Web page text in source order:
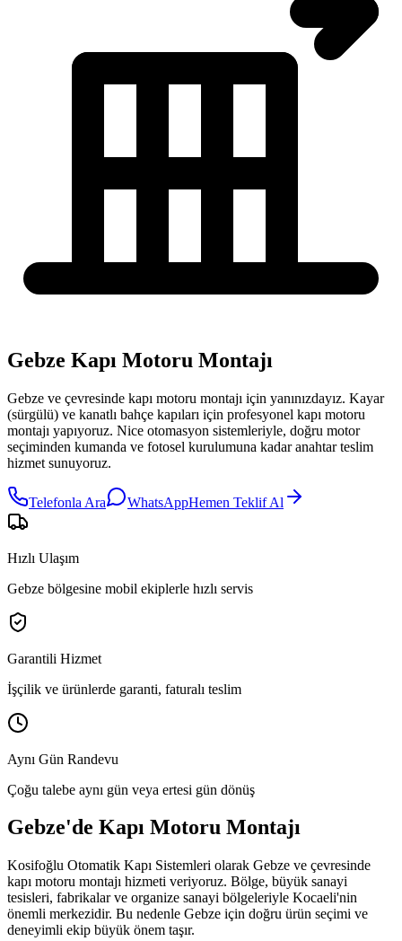
Gebze Kapı Motoru Montajı
Gebze ve çevresinde kapı motoru montajı için yanınızdayız. Kayar
(sürgülü) ve kanatlı bahçe kapıları için profesyonel kapı motoru
montajı yapıyoruz. Nice otomasyon sistemleriyle, doğru motor
seçiminden kumanda ve fotosel kurulumuna kadar anahtar teslim
hizmet sunuyoruz.
Telefonla Ara WhatsAppHemen Teklif Al
Hızlı Ulaşım
Gebze bölgesine mobil ekiplerle hızlı servis
Garantili Hizmet
İşçilik ve ürünlerde garanti, faturalı teslim
Aynı Gün Randevu
Çoğu talebe aynı gün veya ertesi gün dönüş
Gebze'de Kapı Motoru Montajı
Kosifoğlu Otomatik Kapı Sistemleri olarak Gebze ve çevresinde
kapı motoru montajı hizmeti veriyoruz. Bölge, büyük sanayi
tesisleri, fabrikalar ve organize sanayi bölgeleriyle Kocaeli'nin
önemli merkezidir. Bu nedenle Gebze için doğru ürün seçimi ve
deneyimli ekip büyük önem taşır.